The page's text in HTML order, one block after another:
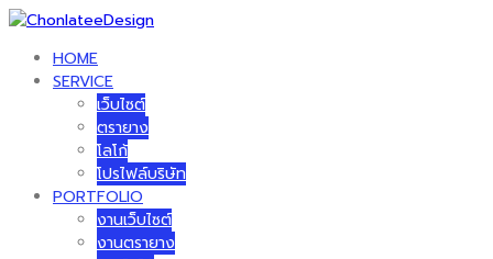
Skip
contentHOME
SERVICE
เว็บไซต์
ตรายาง
โลโก้
โปรไฟล์บริษัท
PORTFOLIO
งานเว็บไซต์
งานตรายาง